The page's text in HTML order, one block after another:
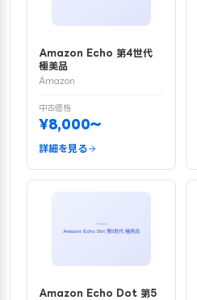
Amazon Echo 第4世代
極美品
Amazon
中古価格
¥8,000〜
詳細を見る
Amazon Echo Dot 第5